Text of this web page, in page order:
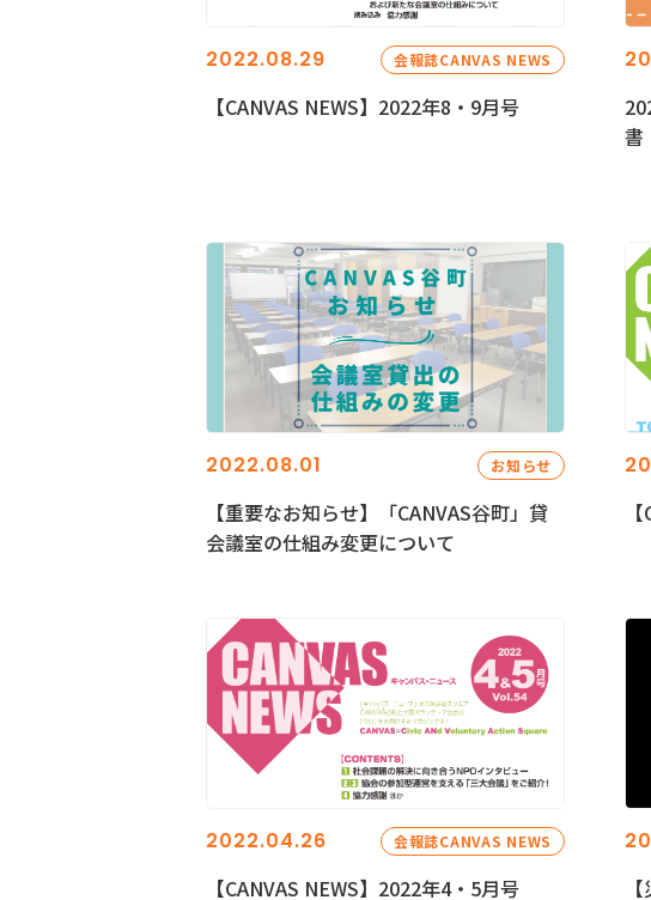
2022.08.29 会報誌CANVAS NEWS
【CANVAS NEWS】2022年8・9月号
書
2022.08.01 お知らせ
【重要なお知らせ】「CANVAS谷町」貸
会議室の仕組み変更について
2022.04.26 会報誌CANVAS NEWS
【CANVAS NEWS】2022年4・5月号